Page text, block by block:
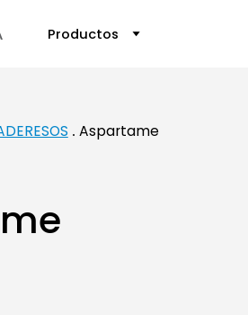
Productos
Aspartame